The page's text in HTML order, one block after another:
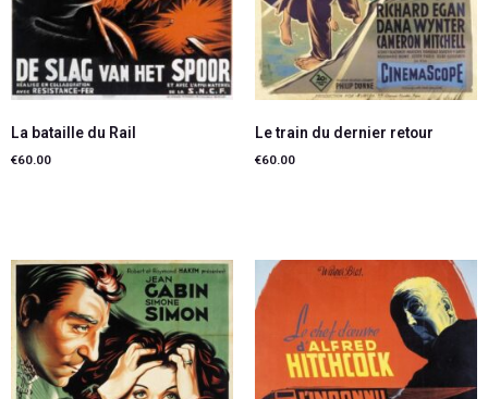
La bataille du Rail
€60.00
Le train du dernier retour
€60.00